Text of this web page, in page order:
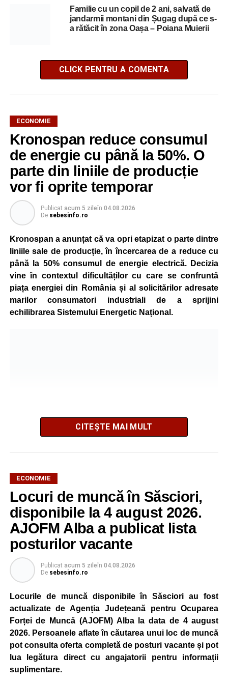
Familie cu un copil de 2 ani, salvată de
jandarmii montani din Șugag după ce s-
a rătăcit în zona Oașa – Poiana Muierii
CLICK PENTRU A COMENTA
ECONOMIE
Kronospan reduce consumul
de energie cu până la 50%. O
parte din liniile de producție
vor fi oprite temporar
Publicat acum 5 zileîn 04.08.2026
De sebesinfo.ro
Kronospan a anunțat că va opri etapizat o parte dintre
liniile sale de producție, în încercarea de a reduce cu
până la 50% consumul de energie electrică. Decizia
vine în contextul dificultăților cu care se confruntă
piața energiei din România și al solicitărilor adresate
marilor consumatori industriali de a sprijini
echilibrarea Sistemului Energetic Național.
Potrivit unui comunicat al companiei, măsura va fi aplicată
gradual, în funcție de necesitățile sistemului energetic.
Reprezentanții Kronospan precizează că evoluția situației
este monitorizată permanent, iar activitatea va reveni la
capacitate normală imediat ce condițiile vor permite.
Compania dă asigurări că oprirea temporară a unor linii
de producție nu va afecta livrările către clienți.
Kronospan se numără printre cei mai mari consumatori de
energie electrică din România. O parte din necesarul
energetic este acoperită prin producția proprie de energie,
realizată cu ajutorul panourilor fotovoltaice și al unităților
de cogenerare.
Reprezentanții companiei afirmă că vor continua
colaborarea cu autoritățile și operatorii din domeniul
energetic pentru a contribui la depășirea perioadei dificile
CITEȘTE MAI MULT
ECONOMIE
Locuri de muncă în Săsciori,
disponibile la 4 august 2026.
AJOFM Alba a publicat lista
posturilor vacante
Publicat acum 5 zileîn 04.08.2026
De sebesinfo.ro
Locurile de muncă disponibile în Săsciori au fost
actualizate de Agenția Județeană pentru Ocuparea
Forței de Muncă (AJOFM) Alba la data de 4 august
2026. Persoanele aflate în căutarea unui loc de muncă
pot consulta oferta completă de posturi vacante și pot
lua legătura direct cu angajatorii pentru informații
suplimentare.